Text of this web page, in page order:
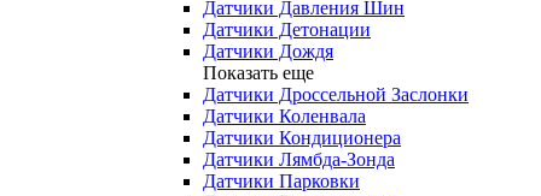
Датчики Давления Шин
Датчики Детонации
Датчики Дождя
Показать еще
Датчики Дроссельной Заслонки
Датчики Коленвала
Датчики Кондиционера
Датчики Лямбда-Зонда
Датчики Парковки